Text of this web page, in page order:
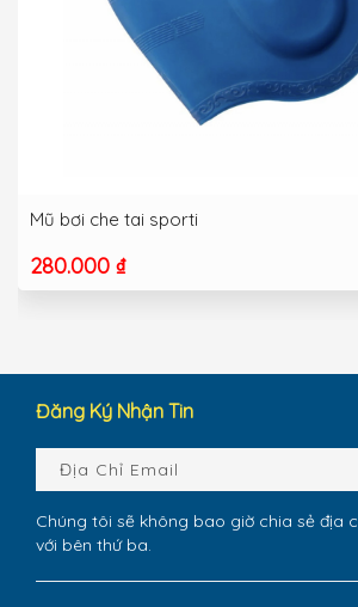
Mũ bơi che tai sporti
280.000 ₫
Đăng Ký Nhận Tin
Chúng tôi sẽ không bao giờ chia sẻ địa
với bên thứ ba.